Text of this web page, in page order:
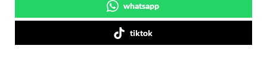
whatsapp
tiktok